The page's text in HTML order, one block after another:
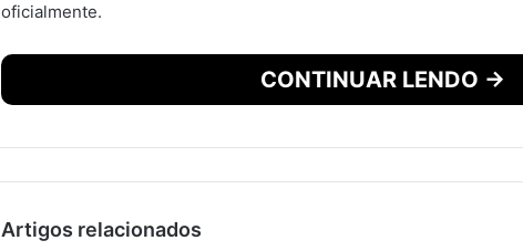
oficialmente.
CONTINUAR LENDO →
Artigos relacionados